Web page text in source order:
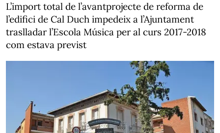
L’import total de l’avantprojecte de reforma de
l’edifici de Cal Duch impedeix a l’Ajuntament
traslladar l’Escola Música per al curs 2017-2018
com estava previst